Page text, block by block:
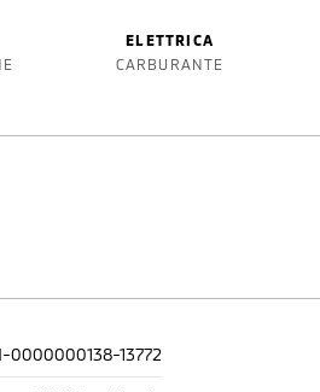
ELETTRICA
CARBURANTE
0000000138-13772